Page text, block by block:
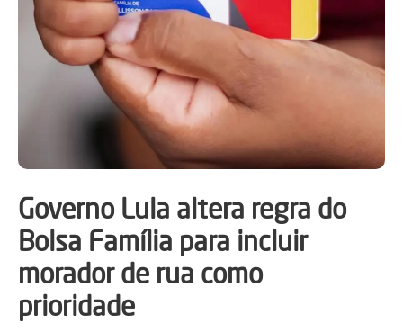
Governo Lula altera regra do
Bolsa Família para incluir
morador de rua como
prioridade